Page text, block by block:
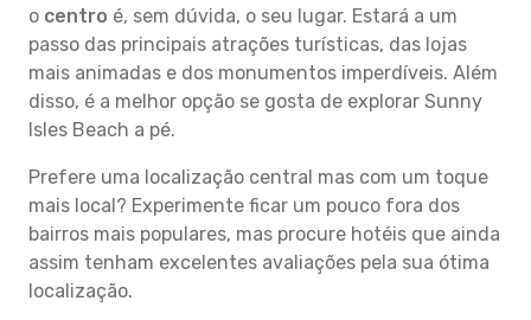
o centro é, sem dúvida, o seu lugar. Estará a um
passo das principais atrações turísticas, das lojas
mais animadas e dos monumentos imperdíveis. Além
disso, é a melhor opção se gosta de explorar Sunny
Isles Beach a pé.
Prefere uma localização central mas com um toque
mais local? Experimente ficar um pouco fora dos
bairros mais populares, mas procure hotéis que ainda
assim tenham excelentes avaliações pela sua ótima
localização.